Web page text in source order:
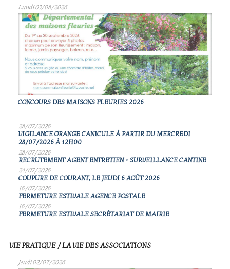
Lundi 03/08/2026
CONCOURS DES MAISONS FLEURIES 2026
28/07/2026
VIGILANCE ORANGE CANICULE À PARTIR DU MERCREDI
28/07/2026 À 12H00
28/07/2026
RECRUTEMENT AGENT ENTRETIEN + SURVEILLANCE CANTINE
24/07/2026
COUPURE DE COURANT, LE JEUDI 6 AOÛT 2026
16/07/2026
FERMETURE ESTIVALE AGENCE POSTALE
16/07/2026
FERMETURE ESTIVALE SECRÉTARIAT DE MAIRIE
VIE PRATIQUE / LA VIE DES ASSOCIATIONS
Jeudi 02/07/2026